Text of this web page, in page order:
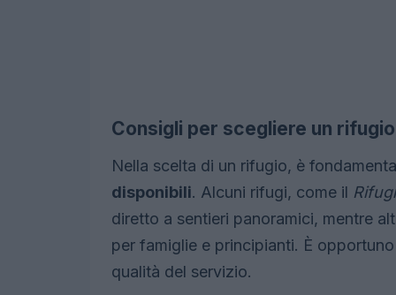
Consigli per scegliere un rifugio
Nella scelta di un rifugio, è
disponibili. Alcuni rifugi, come il
diretto a sentieri panoramici, mentre
per famiglie e principianti. È
qualità del servizio.